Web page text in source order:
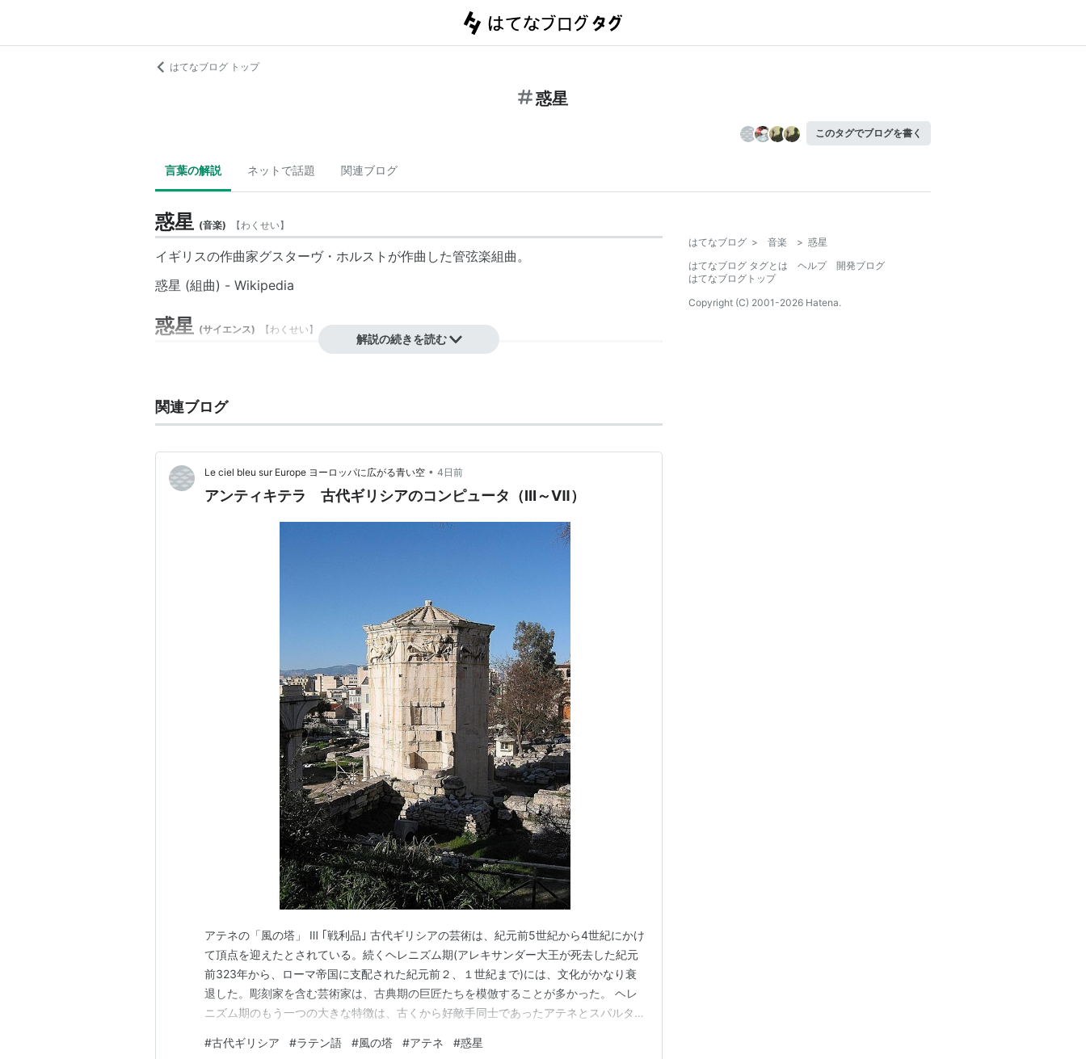
はてなブログ トップ
惑星
このタグでブログを書く
言葉の解説 ネットで話題 関連ブログ
惑星 (音楽) 【わくせい】
イギリスの作曲家グスターヴ・ホルストが作曲した管弦楽組曲。
惑星 (組曲) - Wikipedia
惑星 (サイエンス) 【わくせい 】
体。一般に、太陽系では、
海王星・冥王星を指し、小惑星やその他の塵状物質を含めない。遊星。
→恒星
(2)人物・手腕などはよく知られていないが、何かやりそうに思われる人
物。なぞの人。
王星はエッジワース・カイパーベルト天体であり、惑星に入れるべきではないという考
え方もあった。1999年に冥王星に小惑星番号10000を割り当ててはどうかという提案が
起こったときには、歴史上の経緯を考慮して、冥王星を惑星とするべきと言う意見が大
しかしその後、海王星以遠軌道に多くの天体が発見されるにつれて、冥王星を惑星から
除外すべきと言う意見が有力になっていった。そしてついに2006年8月、「太陽系にお
ける惑星」の定義が国際天文学連合総会で決定され、冥王星は惑星から除外された。
なお、1995年より、太陽以外の恒星の周りを回る惑星（系外惑星）も数多く発見され
新たな「惑星の定義」の提案
2006年8月、国際天文学連合総会で惑星の定義原案が発表された。これによると、惑星
の定義は次のようになる。
重力平衡によりほぼ球形を成す天体で、恒星の周りを回る天体のうち、恒星
解説の続きを読む
関連ブログ
Le ciel bleu sur Europe ヨーロッパに広がる青い空 • 4日前
アンティキテラ 古代ギリシアのコンピュータ（Ⅲ～Ⅶ）
アテネの「風の塔」 Ⅲ ｢戦利品｣ 古代ギリシアの芸術は、紀元前5世紀から4世紀にかけ
て頂点を迎えたとされている。続くヘレニズム期(アレキサンダー大王が死去した紀元
前323年から、ローマ帝国に支配された紀元前２、１世紀まで)には、文化がかなり衰
退した。彫刻家を含む芸術家は、古典期の巨匠たちを模倣することが多かった。 ヘレ
ニズム期のもう一つの大きな特徴は、古くから好敵手同士であったアテネとスパルタな
影に浮足だった。野心的なギリシアの若者は徐々に東へと向かい、アレクサンダー大王
#古代ギリシア #ラテン語 #風の塔 #アテネ #惑星
はてなブログ > 音楽 > 惑星
はてなブログ タグとは
ヘルプ
開発ブログ
はてなブログトップ
Copyright (C) 2001-2026 Hatena.